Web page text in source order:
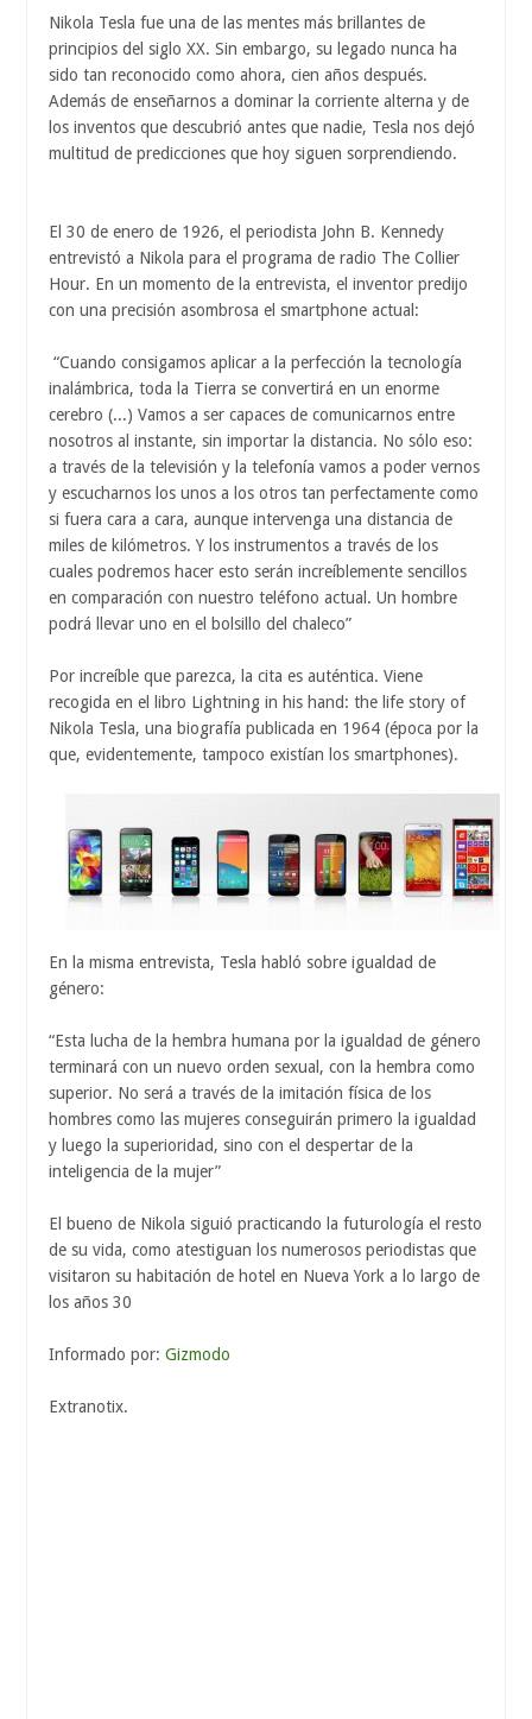
Nikola Tesla fue una de las mentes más brillantes de
principios del siglo XX. Sin embargo, su legado nunca ha
sido tan reconocido como ahora, cien años después.
Además de enseñarnos a dominar la corriente alterna y de
los inventos que descubrió antes que nadie, Tesla nos dejó
multitud de predicciones que hoy siguen sorprendiendo.
El 30 de enero de 1926, el periodista John B. Kennedy
entrevistó a Nikola para el programa de radio The Collier
Hour. En un momento de la entrevista, el inventor predijo
con una precisión asombrosa el smartphone actual:
“Cuando consigamos aplicar a la perfección la tecnología
inalámbrica, toda la Tierra se convertirá en un enorme
cerebro (...) Vamos a ser capaces de comunicarnos entre
nosotros al instante, sin importar la distancia. No sólo eso:
a través de la televisión y la telefonía vamos a poder vernos
y escucharnos los unos a los otros tan perfectamente como
si fuera cara a cara, aunque intervenga una distancia de
miles de kilómetros. Y los instrumentos a través de los
cuales podremos hacer esto serán increíblemente sencillos
en comparación con nuestro teléfono actual. Un hombre
podrá llevar uno en el bolsillo del chaleco”
Por increíble que parezca, la cita es auténtica. Viene
recogida en el libro Lightning in his hand: the life story of
Nikola Tesla, una biografía publicada en 1964 (época por la
que, evidentemente, tampoco existían los smartphones).
En la misma entrevista, Tesla habló sobre igualdad de
género:
“Esta lucha de la hembra humana por la igualdad de género
terminará con un nuevo orden sexual, con la hembra como
superior. No será a través de la imitación física de los
hombres como las mujeres conseguirán primero la igualdad
y luego la superioridad, sino con el despertar de la
inteligencia de la mujer”
El bueno de Nikola siguió practicando la futurología el resto
de su vida, como atestiguan los numerosos periodistas que
visitaron su habitación de hotel en Nueva York a lo largo de
los años 30
Informado por: Gizmodo
Extranotix.